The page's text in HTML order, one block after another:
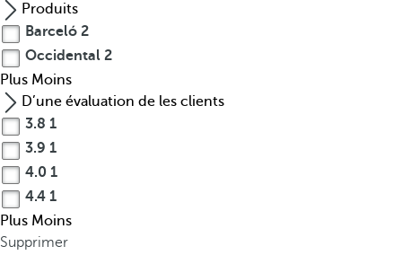
Produits
Barceló 2
Occidental 2
Plus Moins
D’une évaluation de les clients
3.8 1
3.9 1
4.0 1
4.4 1
Plus Moins
Supprimer
P
l